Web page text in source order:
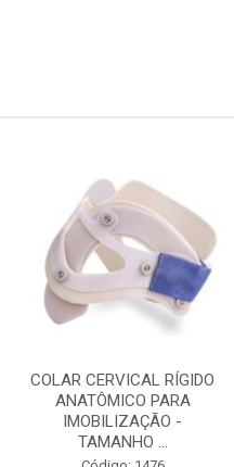
COLAR CERVICAL RÍGIDO
ANATÔMICO PARA
IMOBILIZAÇÃO -
TAMANHO ...